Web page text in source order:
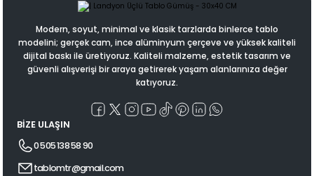
Modern, soyut, minimal ve klasik tarzlarda binlerce tablo
modelini; gerçek cam, ince alüminyum çerçeve ve yüksek kaliteli
dijital baskı ile üretiyoruz. Kaliteli malzeme, estetik tasarım ve
güvenli alışverişi bir araya getirerek yaşam alanlarınıza değer
katıyoruz.
BİZE ULAŞIN
0 505 138 58 90
tablomtr@gmail.com